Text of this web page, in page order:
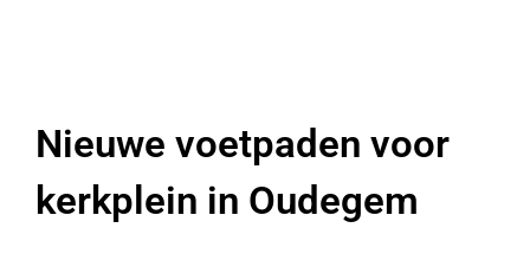
Nieuwe voetpaden voor
kerkplein in Oudegem